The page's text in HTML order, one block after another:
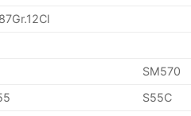
SM570
S55C